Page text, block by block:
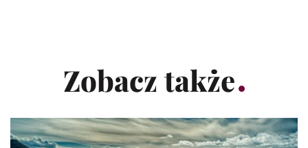
Zobacz także